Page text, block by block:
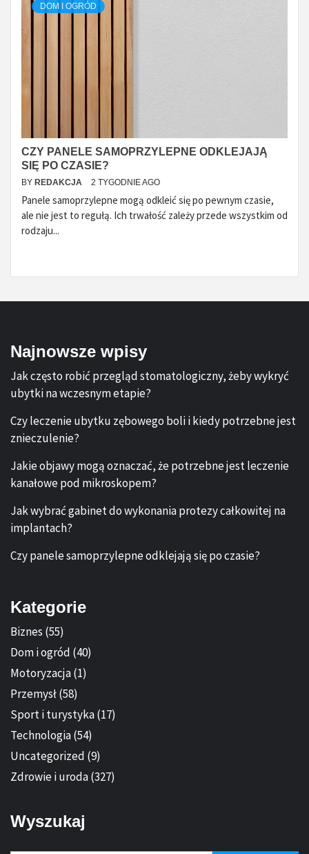
DOM I OGRÓD
CZY PANELE SAMOPRZYLEPNE ODKLEJAJĄ
SIĘ PO CZASIE?
BY REDAKCJA 2 TYGODNIE AGO
Panele samoprzylepne mogą odkleić się po pewnym czasie,
ale nie jest to regułą. Ich trwałość zależy przede wszystkim od
rodzaju...
Najnowsze wpisy
Jak często robić przegląd stomatologiczny, żeby wykryć
ubytki na wczesnym etapie?
Czy leczenie ubytku zębowego boli i kiedy potrzebne jest
znieczulenie?
Jakie objawy mogą oznaczać, że potrzebne jest leczenie
kanałowe pod mikroskopem?
Jak wybrać gabinet do wykonania protezy całkowitej na
implantach?
Czy panele samoprzylepne odklejają się po czasie?
Kategorie
Biznes (55)
Dom i ogród (40)
Motoryzacja(1)
Przemysł(58)
Sport i turystyka(17)
Technologia(54)
Uncategorized (9)
Zdrowie i uroda(327)
Wyszukaj